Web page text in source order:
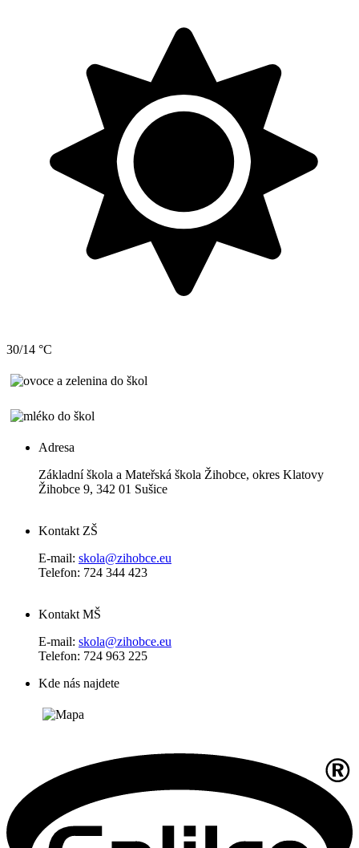
30/14 °C
Adresa
Základní škola a Mateřská škola Žihobce, okres Klatovy
Žihobce 9, 342 01 Sušice
Kontakt ZŠ
E-mail: skola@zihobce.eu
Telefon: 724 344 423
Kontakt MŠ
E-mail: skola@zihobce.eu
Telefon: 724 963 225
Kde nás najdete